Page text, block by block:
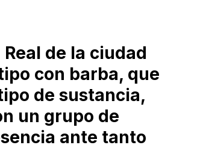
de la ciudad
con barba, que
de sustancia,
un grupo de
ante tanto